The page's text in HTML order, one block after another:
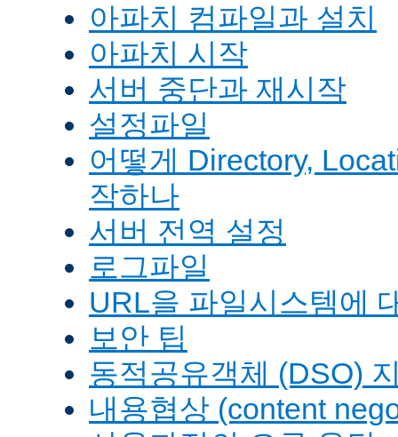
아파치 컴파일과 설치
아파치 시작
서버 중단과 재시작
설정파일
어떻게 Directory,
작하나
서버 전역 설정
로그파일
URL을 파일시스템에
보안 팁
동적공유객체 (DSO)
내용협상 (content